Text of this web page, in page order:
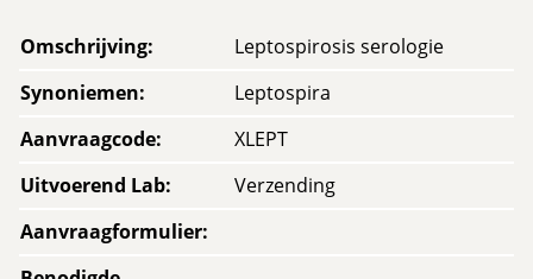
Omschrijving:
Leptospirosis serologie
Synoniemen:
Leptospira
Aanvraagcode:
XLEPT
Uitvoerend Lab:
Verzending
Aanvraagformulier: